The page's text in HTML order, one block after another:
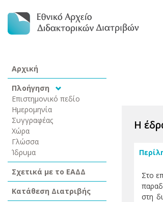
Αρχική
Πλοήγηση
Επιστημονικό πεδίο
Ημερομηνία
Συγγραφέας
Χώρα
Γλώσσα
Ίδρυμα
Σχετικά με το ΕΑΔΔ
Κατάθεση Διατριβής
Η
Στο
στη